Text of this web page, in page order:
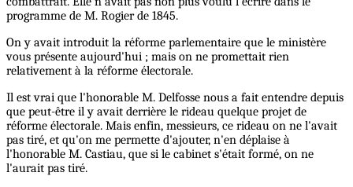
programme de M. Rogier de 1845.
On y avait introduit la réforme parlementaire que le ministère
vous présente aujourd'hui ; mais on ne promettait rien
relativement à la réforme électorale.
Il est vrai que l'honorable M. Delfosse nous a fait entendre depuis
que peut-être il y avait derrière le rideau quelque projet de
réforme électorale. Mais enfin, messieurs, ce rideau on ne l'avait
pas tiré, et qu'on me permette d'ajouter, n'en déplaise à
l'honorable M. Castiau, que si le cabinet s'était formé, on ne
l'aurait pas tiré.